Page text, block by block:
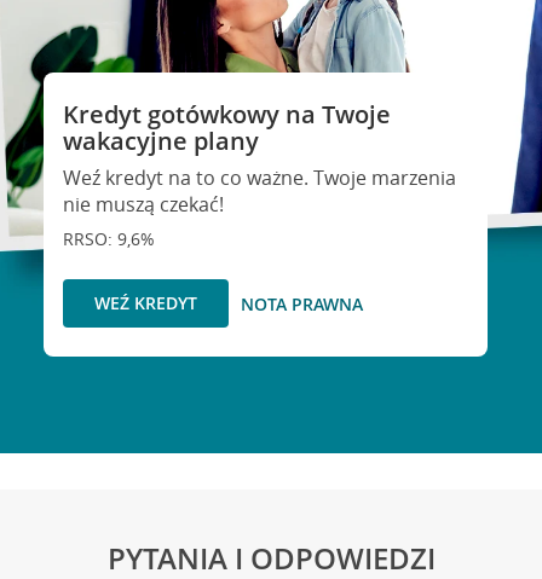
Kredyt gotówkowy na Twoje
wakacyjne plany
Weź kredyt na to co ważne. Twoje marzenia
nie muszą czekać!
RRSO: 9,6%
WEŹ KREDYT NOTA PRAWNA
PYTANIA I ODPOWIEDZI